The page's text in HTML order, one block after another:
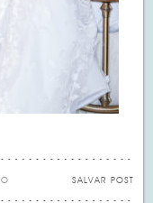
SALVAR POST